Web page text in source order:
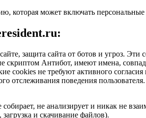
может включать персональные
защита сайта от ботов и угроз.
скриптом Антибот, имеют имена,
cookies не требуют активного
поведения
не анализирует и никак не
и скачивание файлов).